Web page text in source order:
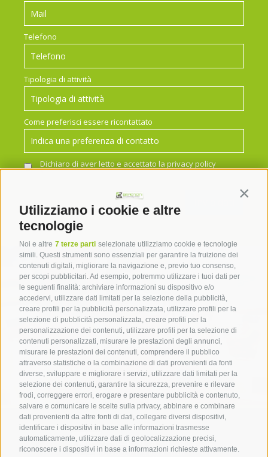
Utilizziamo i cookie e altre
tecnologie
Noi e altre 7 terze parti selezionate utilizziamo cookie e tecnologie
simili. Questi strumenti sono essenziali per garantire la fruizione dei
contenuti digitali, migliorare la navigazione e, previo tuo consenso,
per scopi pubblicitari. Ad esempio, potremmo utilizzare i tuoi dati per
le seguenti finalità: archiviare informazioni su dispositivo e/o
accedervi, utilizzare dati limitati per la selezione della pubblicità,
creare profili per la pubblicità personalizzata, utilizzare profili per la
selezione di pubblicità personalizzata, creare profili per la
personalizzazione dei contenuti, utilizzare profili per la selezione di
contenuti personalizzati, misurare le prestazioni degli annunci,
misurare le prestazioni dei contenuti, comprendere il pubblico
attraverso statistiche o la combinazione di dati provenienti da fonti
diverse, sviluppare e migliorare i servizi, utilizzare dati limitati per la
selezione dei contenuti, garantire la sicurezza, prevenire e rilevare
frodi, correggere errori, erogare e presentare pubblicità e contenuto,
salvare e comunicare le scelte sulla privacy, abbinare e combinare
dati provenienti da altre fonti di dati, collegare diversi dispositivi,
identificare i dispositivi in base alle informazioni trasmesse
automaticamente, utilizzare dati di geolocalizzazione precisi,
riconoscere i dispositivi in base a informazioni richieste attivamente.
Telefono
Tipologia di attività
Come preferisci essere ricontattato
Dichiaro di aver letto e accettato laprivacy policy
*
Imballaggi non alimentari